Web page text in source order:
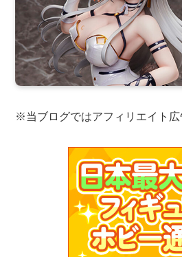
※当ブログではアフィリエイト